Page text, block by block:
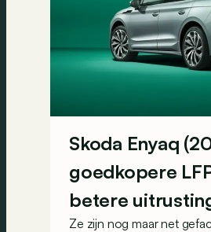
Skoda Enyaq
goedkopere
betere
Ze zijn nog maar net